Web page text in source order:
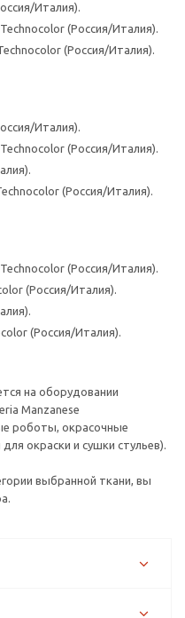
Италия).
(Россия/Италия).
(Россия/Италия).
Италия).
(Россия/Италия).
(Россия/Италия).
(Россия/Италия).
(Россия/Италия).
(Россия/Италия).
на оборудовании
Manzanese
роботы, окрасочные
окраски и сушки стульев).
выбранной ткани, вы